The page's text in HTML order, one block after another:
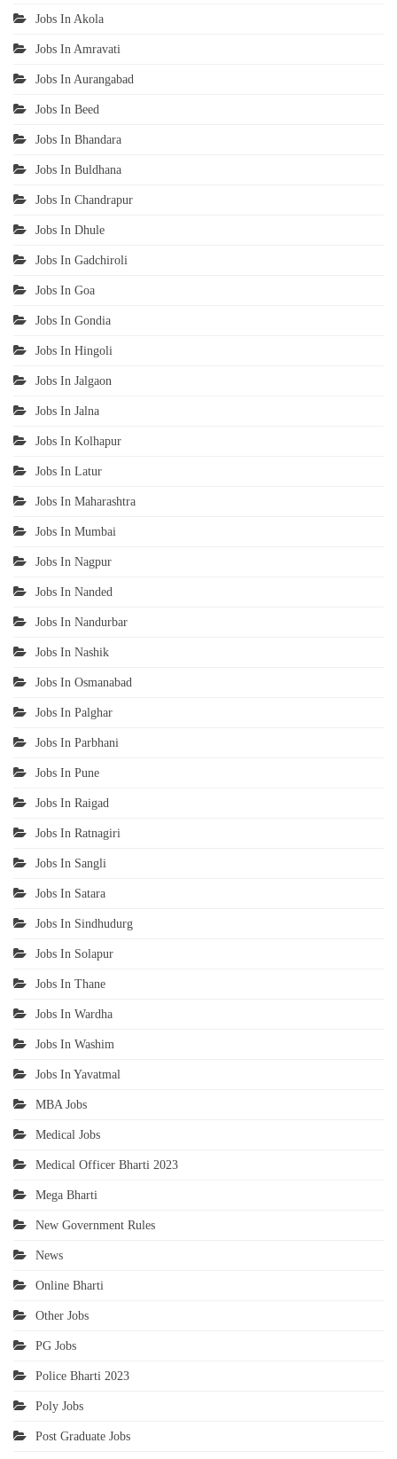
Jobs In Akola
Jobs In Amravati
Jobs In Aurangabad
Jobs In Beed
Jobs In Bhandara
Jobs In Buldhana
Jobs In Chandrapur
Jobs In Dhule
Jobs In Gadchiroli
Jobs In Goa
Jobs In Gondia
Jobs In Hingoli
Jobs In Jalgaon
Jobs In Jalna
Jobs In Kolhapur
Jobs In Latur
Jobs In Maharashtra
Jobs In Mumbai
Jobs In Nagpur
Jobs In Nanded
Jobs In Nandurbar
Jobs In Nashik
Jobs In Osmanabad
Jobs In Palghar
Jobs In Parbhani
Jobs In Pune
Jobs In Raigad
Jobs In Ratnagiri
Jobs In Sangli
Jobs In Satara
Jobs In Sindhudurg
Jobs In Solapur
Jobs In Thane
Jobs In Wardha
Jobs In Washim
Jobs In Yavatmal
MBA Jobs
Medical Jobs
Medical Officer Bharti 2023
Mega Bharti
New Government Rules
News
Online Bharti
Other Jobs
PG Jobs
Police Bharti 2023
Poly Jobs
Post Graduate Jobs